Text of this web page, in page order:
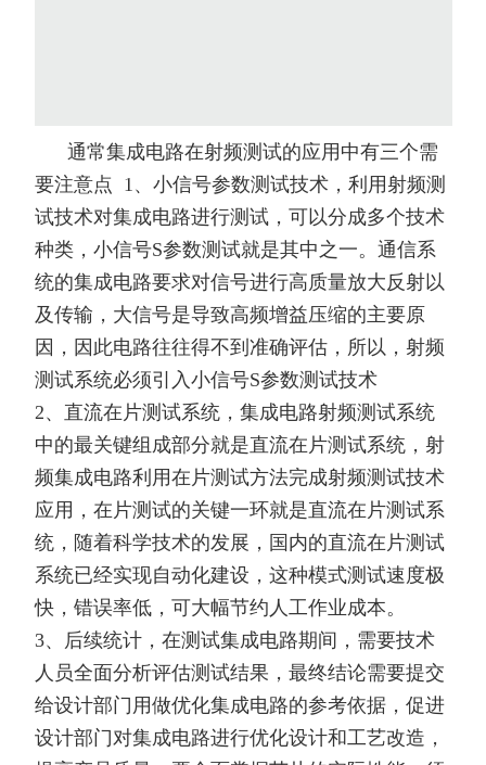
通常集成电路在射频测试的应用中有三个需
要注意点 1、小信号参数测试技术，利用射频测
试技术对集成电路进行测试，可以分成多个技术
种类，小信号S参数测试就是其中之一。通信系
统的集成电路要求对信号进行高质量放大反射以
及传输，大信号是导致高频增益压缩的主要原
因，因此电路往往得不到准确评估，所以，射频
测试系统必须引入小信号S参数测试技术
2、直流在片测试系统，集成电路射频测试系统
中的最关键组成部分就是直流在片测试系统，射
频集成电路利用在片测试方法完成射频测试技术
应用，在片测试的关键一环就是直流在片测试系
统，随着科学技术的发展，国内的直流在片测试
系统已经实现自动化建设，这种模式测试速度极
快，错误率低，可大幅节约人工作业成本。
3、后续统计，在测试集成电路期间，需要技术
人员全面分析评估测试结果，最终结论需要提交
给设计部门用做优化集成电路的参考依据，促进
设计部门对集成电路进行优化设计和工艺改造，